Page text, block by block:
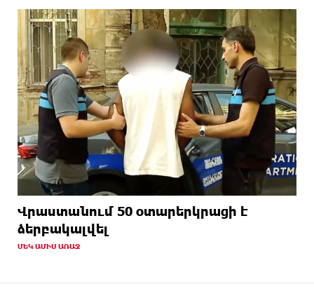
Վրաստանում 50 օտարերկրացի է
ձերբակալվել
ՄԵԿ ԱՄԻՍ ԱՌԱՋ